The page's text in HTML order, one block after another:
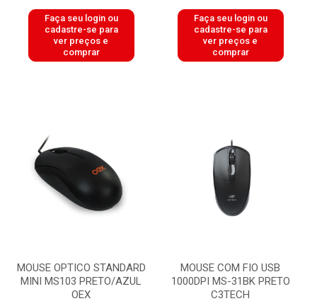
Faça seu login ou
cadastre-se para
ver preços e
comprar
Faça seu login ou
cadastre-se para
ver preços e
comprar
MOUSE OPTICO STANDARD
MINI MS103 PRETO/AZUL
OEX
MOUSE COM FIO USB
1000DPI MS-31BK PRETO
C3TECH